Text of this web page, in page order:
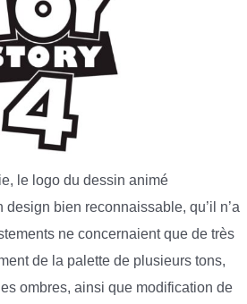
le logo du dessin animé
bien reconnaissable, qu’il n’a
ne concernaient que de très
de la palette de plusieurs tons,
ombres, ainsi que modification de